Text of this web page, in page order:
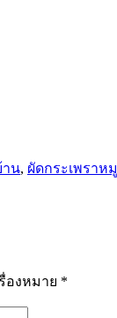
าน, ผัดกระเพราหมู
องหมาย *